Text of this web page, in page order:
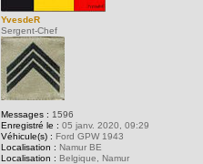
YvesdeR
Sergent-Chef
Messages : 1596
Enregistré le : 05 janv. 2020, 09:29
Véhicule(s) : Ford GPW 1943
Localisation : Namur BE
Localisation : Belgique, Namur